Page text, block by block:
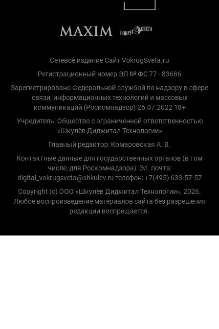
Сетевое издание Сайт VokrugSveta.ru
Регистрационный номер ЭЛ № ФС 77 - 83686
Зарегистрировано Федеральной службой по надзору в сфере
связи, информационных технологий и массовых
коммуникаций (Роскомнадзор) 26.07.2022 18+
Учредитель: Общество с ограниченной ответственностью
«Шкулёв Диджитал Технологии»
Главный редактор: Комаровская А. В.
Контактные данные для государственных органов (в том
числе, для Роскомнадзора): Эл. почта:
digital_vokrugsveta@shkulev.ru телефон: +7(495) 633-57-57
Copyright (с) ООО «Шкулёв Диджитал Технологии», 2026.
Любое воспроизведение материалов сайта без разрешения
редакции воспрещается.